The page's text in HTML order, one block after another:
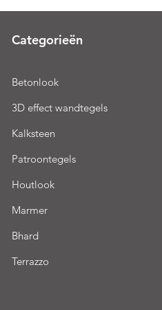
Categorieën
Betonlook
3D effect wandtegels
Kalksteen
Patroontegels
Houtlook
Marmer
Bhard
Terrazzo